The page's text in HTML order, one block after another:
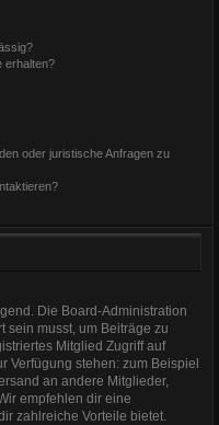
erhalten?
oder juristische Anfragen zu
Die Board-Administration
sein musst, um Beiträge zu
Mitglied Zugriff auf
Verfügung stehen: zum Beispiel
an andere Mitglieder,
empfehlen dir eine
zahlreiche Vorteile bietet.